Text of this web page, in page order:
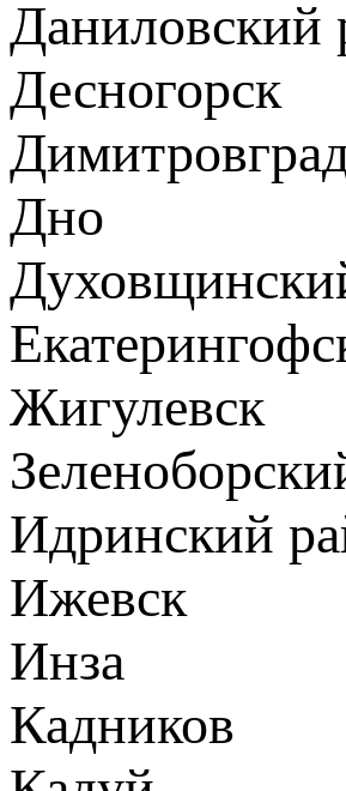
Даниловский
Десногорск
Дно
Жигулевск
Идринский
Ижевск
Инза
Кадников